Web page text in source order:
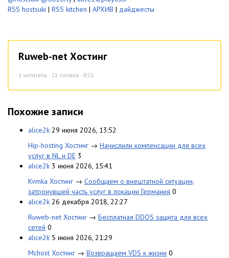
RSS hostsuki | RSS kitchen | АРХИВ | дайджесты
Ruweb-net Хостинг
1 читатель · 22 топика · RSS
Похожие записи
alice2k 29 июня 2026, 13:52
Hip-hosting Хостинг → Начислили компенсации для всех
услуг в NL и DE 3
alice2k 3 июня 2026, 15:41
Kvmka Хостинг → Сообщаем о внештатной ситуации,
затронувшей часть услуг в локации Германия 0
alice2k 26 декабря 2018, 22:27
Ruweb-net Хостинг → Бесплатная DDOS защита для всех
сетей 0
alice2k 5 июня 2026, 21:29
Mchost Хостинг → Возвращаем VDS к жизни 0